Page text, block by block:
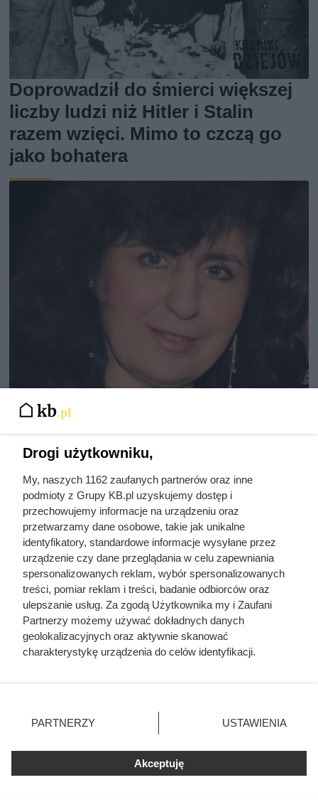
Doprowadził do śmierci większej
liczby ludzi niż Hitler i Stalin
razem wzięci. Mimo to czczą go
jako bohatera
Zwabił ją do auta podstępem, a
potem postawił potworne
ultimatum. Kulisy tragedii, która
wstrząsnęła Polską
Ostatnie godziny komendanta
Drogi użytkowniku,
My, naszych 1162 zaufanych partnerów oraz inne
podmioty z Grupy KB.pl uzyskujemy dostęp i
przechowujemy informacje na urządzeniu oraz
przetwarzamy dane osobowe, takie jak unikalne
identyfikatory, standardowe informacje wysyłane przez
urządzenie czy dane przeglądania w celu zapewniania
spersonalizowanych reklam, wybór spersonalizowanych
treści, pomiar reklam i treści, badanie odbiorców oraz
ulepszanie usług. Za zgodą Użytkownika my i Zaufani
Partnerzy możemy używać dokładnych danych
geolokalizacyjnych oraz aktywnie skanować
charakterystykę urządzenia do celów identyfikacji.
zmienić/wycofać klikając przycisk ustawień prywatności
znajdujący się w lewym dolnym rogu strony. Niektóre
użytkownika, ale masz prawo sprzeciwić się takiemu
przetwarzaniu. Preferencje będą miały zastosowania tylko
PARTNERZY USTAWIENIA
Akceptuję